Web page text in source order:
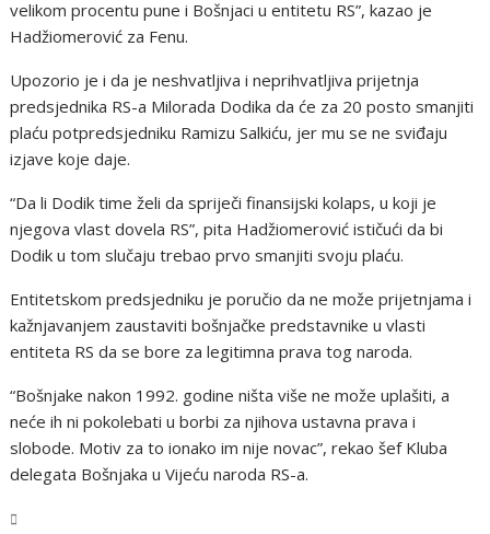
velikom procentu pune i Bošnjaci u entitetu RS”, kazao je
Hadžiomerović za Fenu.
Upozorio je i da je neshvatljiva i neprihvatljiva prijetnja
predsjednika RS-a Milorada Dodika da će za 20 posto smanjiti
plaću potpredsjedniku Ramizu Salkiću, jer mu se ne sviđaju
izjave koje daje.
“Da li Dodik time želi da spriječi finansijski kolaps, u koji je
njegova vlast dovela RS”, pita Hadžiomerović ističući da bi
Dodik u tom slučaju trebao prvo smanjiti svoju plaću.
Entitetskom predsjedniku je poručio da ne može prijetnjama i
kažnjavanjem zaustaviti bošnjačke predstavnike u vlasti
entiteta RS da se bore za legitimna prava tog naroda.
“Bošnjake nakon 1992. godine ništa više ne može uplašiti, a
neće ih ni pokolebati u borbi za njihova ustavna prava i
slobode. Motiv za to ionako im nije novac”, rekao šef Kluba
delegata Bošnjaka u Vijeću naroda RS-a.